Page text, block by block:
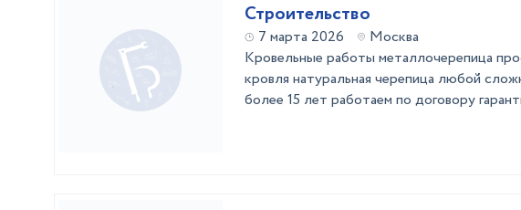
Строительство
7 марта 2026
Москва
Кровельные работы металлочерепица
кровля натуральная черепица любой
более 15 лет работаем по договору